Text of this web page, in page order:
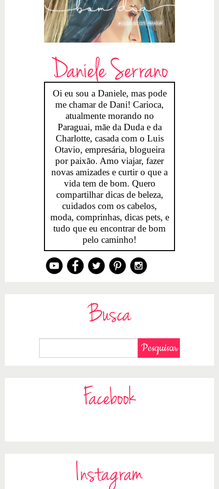
Daniele Serrano
Oi eu sou a Daniele, mas pode
me chamar de Dani! Carioca,
atualmente morando no
Paraguai, mãe da Duda e da
Charlotte, casada com o Luis
Otavio, empresária, blogueira
por paixão. Amo viajar, fazer
novas amizades e curtir o que a
vida tem de bom. Quero
compartilhar dicas de beleza,
cuidados com os cabelos,
moda, comprinhas, dicas pets, e
tudo que eu encontrar de bom
pelo caminho!
Busca
Facebook
Instagram